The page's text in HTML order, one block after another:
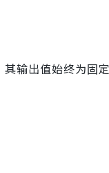
输出值始终为固